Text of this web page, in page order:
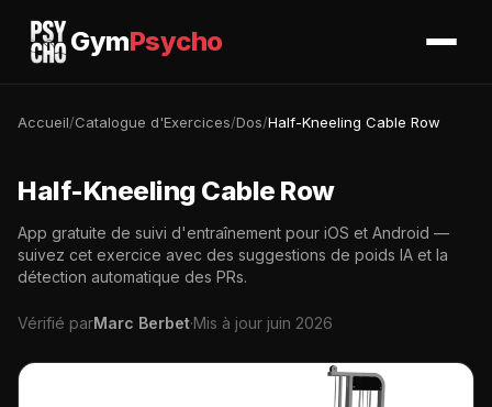
GymPsycho
Accueil/Catalogue d'Exercices/Dos/Half-Kneeling Cable Row
Half-Kneeling Cable Row
App gratuite de suivi d'entraînement pour iOS et Android —
suivez cet exercice avec des suggestions de poids IA et la
détection automatique des PRs.
Vérifié parMarc Berbet·Mis à jour juin 2026